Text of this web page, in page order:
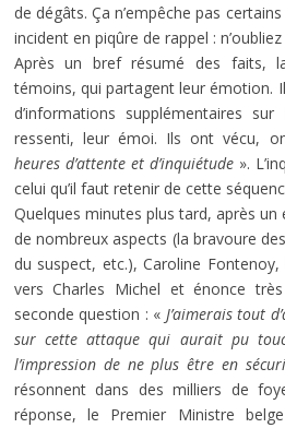
de dégâts. Ça n’empêche pas
incident en piqûre de rappel : n’oubliez
Après un bref résumé des faits,
témoins, qui partagent leur émotion.
d’informations supplémentaires
ressenti, leur émoi. Ils ont vécu,
heures d’attente et d’inquiétude».
celui qu’il faut retenir de cette
Quelques minutes plus tard, après
de nombreux aspects (la bravoure
du suspect, etc.), Caroline
vers Charles Michel et énonce
seconde question : « J’aimerais tout
sur cette attaque qui aurait pu
l’impression de ne plus être en
résonnent dans des milliers de
réponse, le Premier Ministre